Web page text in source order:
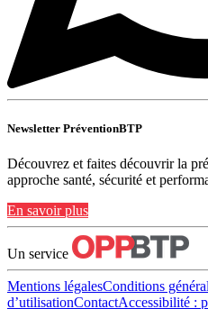
Newsletter PréventionBTP
Découvrez et faites découvrir la
approche santé, sécurité et
En savoir plus
Un service
Mentions légalesConditions
d’utilisationContactAccessibilité :